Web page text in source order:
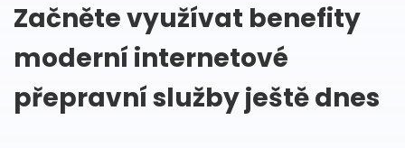
Začněte využívat benefity
moderní internetové
přepravní služby ještě dnes